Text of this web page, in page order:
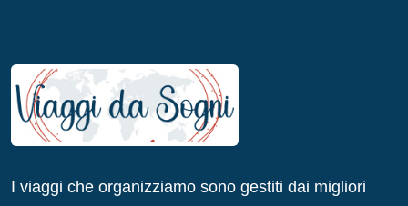
I viaggi che organizziamo sono gestiti dai migliori